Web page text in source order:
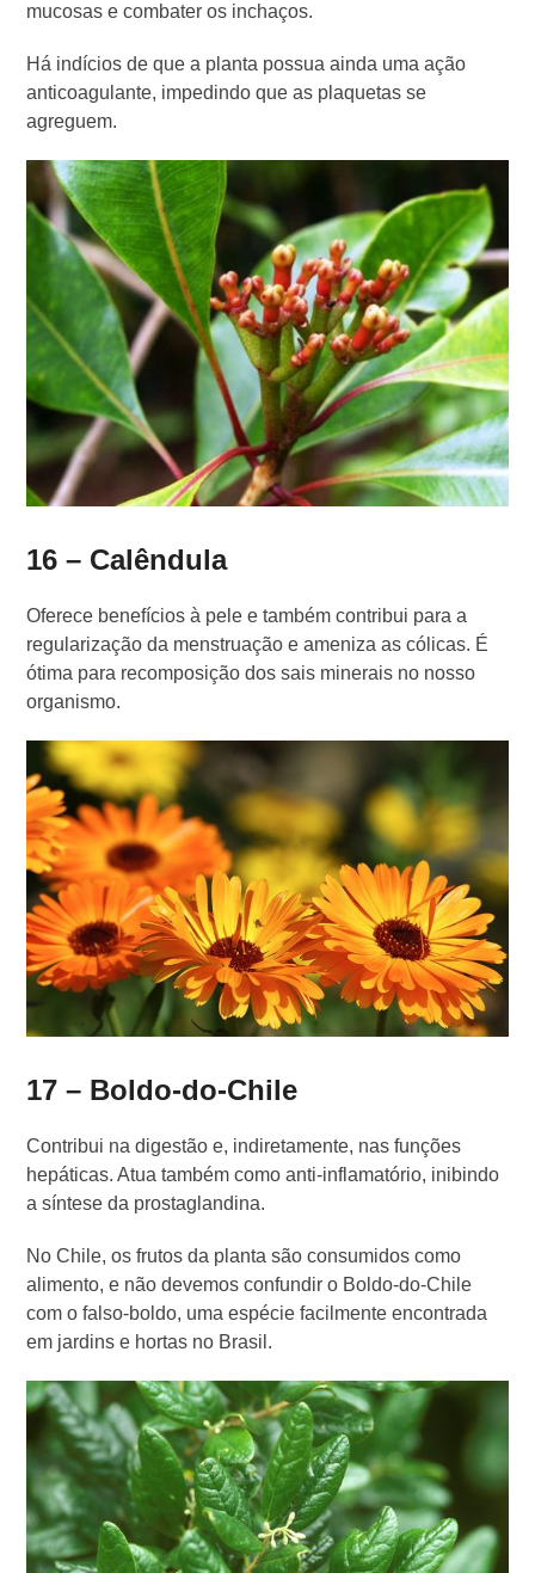
mucosas e combater os inchaços.
Há indícios de que a planta possua ainda uma ação
anticoagulante, impedindo que as plaquetas se
agreguem.
16 – Calêndula
Oferece benefícios à pele e também contribui para a
regularização da menstruação e ameniza as cólicas. É
ótima para recomposição dos sais minerais no nosso
organismo.
17 – Boldo-do-Chile
Contribui na digestão e, indiretamente, nas funções
hepáticas. Atua também como anti-inflamatório, inibindo
a síntese da prostaglandina.
No Chile, os frutos da planta são consumidos como
alimento, e não devemos confundir o Boldo-do-Chile
com o falso-boldo, uma espécie facilmente encontrada
em jardins e hortas no Brasil.